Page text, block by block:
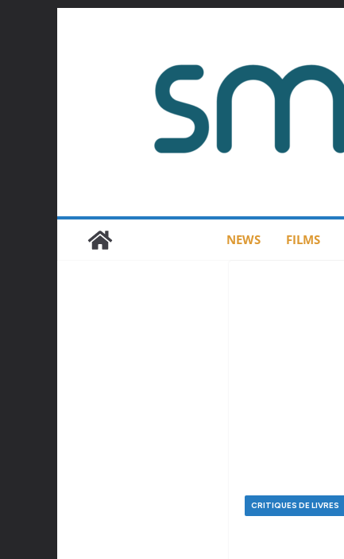
NEWS FILMS
CRITIQUES DE LIVRES